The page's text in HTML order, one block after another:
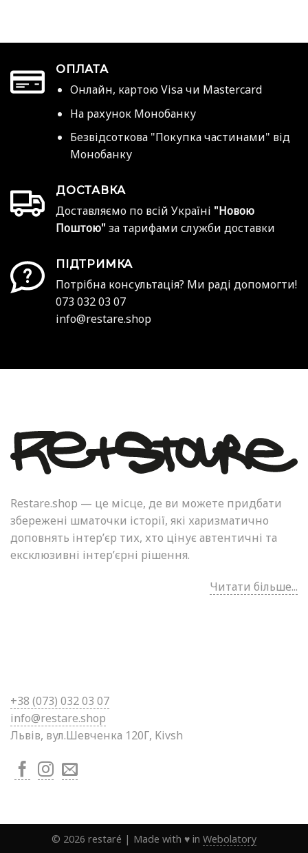
ОПЛАТА
Онлайн, картою Visa чи Mastercard
На рахунок Монобанку
Безвідсоткова "Покупка частинами" від
Монобанку
ДОСТАВКА
Доставляємо по всій Україні "Новою
Поштою" за тарифами служби доставки
ПІДТРИМКА
Потрібна консультація? Ми раді допомогти!
073 032 03 07
info@restare.shop
Restare.shop — це місце, де ви можете придбати
збережені шматочки історії, які харизматично
доповнять інтер’єр тих, хто цінує автентичні та
ексклюзивні інтер’єрні рішення.
Читати більше...
+38 (073) 032 03 07
info@restare.shop
Львів, вул.Шевченка 120Г, Kivsh
© 2026 restaré | Made with ♥ in Webolatory